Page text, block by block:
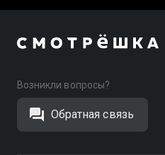
Возникли вопросы?
Обратная связь